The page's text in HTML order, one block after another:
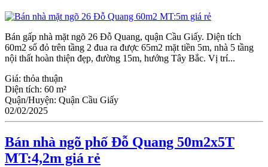
Bán gấp nhà mặt ngõ 26 Đỗ Quang, quận Ϲầu Giấy. Diện tích
60m2 sổ đỏ trên tầng 2 đua ra được 65m2 mặt tiền 5m, nhà 5 tầng
nội thất hoàn thiện đẹp, đường 15m, hướng Tây Bắc. Vị trí...
Giá: thỏa thuận
Diện tích: 60 m²
Quận/Huyện: Quận Cầu Giấy
02/02/2025
Bán nhà ngõ phố Đỗ Quang 50m2x5T
MT:4,2m giá rẻ